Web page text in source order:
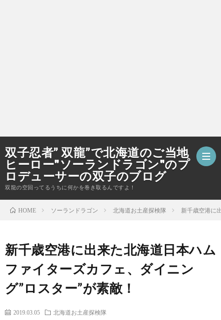
双子忍者” 双龍”で北海道のご当地
ヒーロー"ソーランドラゴン"のプ
ロデューサーの双子のブログ
双龍の空回ってるうちに何かを巻き取るんですよ！
ホ
HOME ソーランドラゴン 北海道お土産探検隊 新千歳空港に
新千歳空港に出来た北海道日本ハム
ファイターズカフェ、ダイニン
グ”ロスター”が素敵！
2019.03.05 北海道お土産探検隊